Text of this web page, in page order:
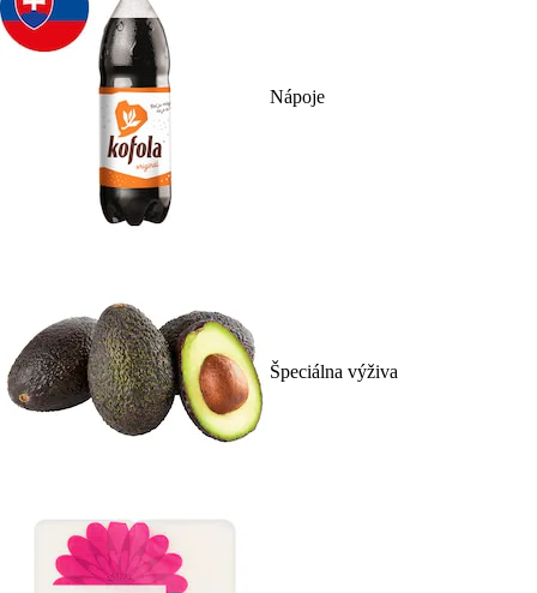
Nápoje
Špeciálna výživa